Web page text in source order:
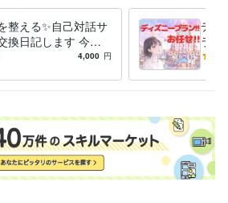
ス購入前段階でもどうぞお気軽にご相談くださ
けています＾＾
メラマン 経験年数 : 1年
アドバイザー 経験年数 : 4年
/ その他 経験年数 : 4年
整える✨自己対話サ
換日記します 今も
いる経験者が方法を
4,000 円
ディ
ラン
タイ